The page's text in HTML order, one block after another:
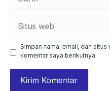
web
Simpan nama, email, dan
komentar saya berikutnya.